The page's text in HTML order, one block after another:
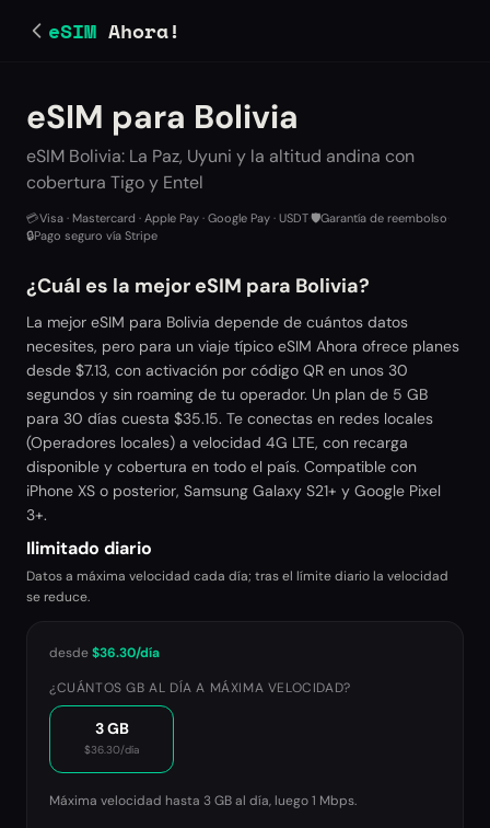
eSIM Ahora!
eSIM para Bolivia
eSIM Bolivia: La Paz, Uyuni y la altitud andina con
cobertura Tigo y Entel
💳Visa · Mastercard · Apple Pay · Google Pay · USDT🛡️Garantía de reembolso
🔒Pago seguro vía Stripe
¿Cuál es la mejor eSIM para Bolivia?
La mejor eSIM para Bolivia depende de cuántos datos
necesites, pero para un viaje típico eSIM Ahora ofrece planes
desde $7.13, con activación por código QR en unos 30
segundos y sin roaming de tu operador. Un plan de 5 GB
para 30 días cuesta $35.15. Te conectas en redes locales
(Operadores locales) a velocidad 4G LTE, con recarga
disponible y cobertura en todo el país. Compatible con
iPhone XS o posterior, Samsung Galaxy S21+ y Google Pixel
3+.
Ilimitado diario
Datos a máxima velocidad cada día; tras el límite diario la velocidad
se reduce.
desde$36.30/día
¿CUÁNTOS GB AL DÍA A MÁXIMA VELOCIDAD?
3 GB
$36.30/día
Máxima velocidad hasta 3 GB al día, luego1 Mbps.